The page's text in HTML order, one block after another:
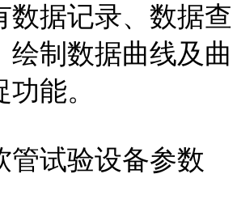
数据记录、数据查
绘制数据曲线及曲
能。
管试验设备参数